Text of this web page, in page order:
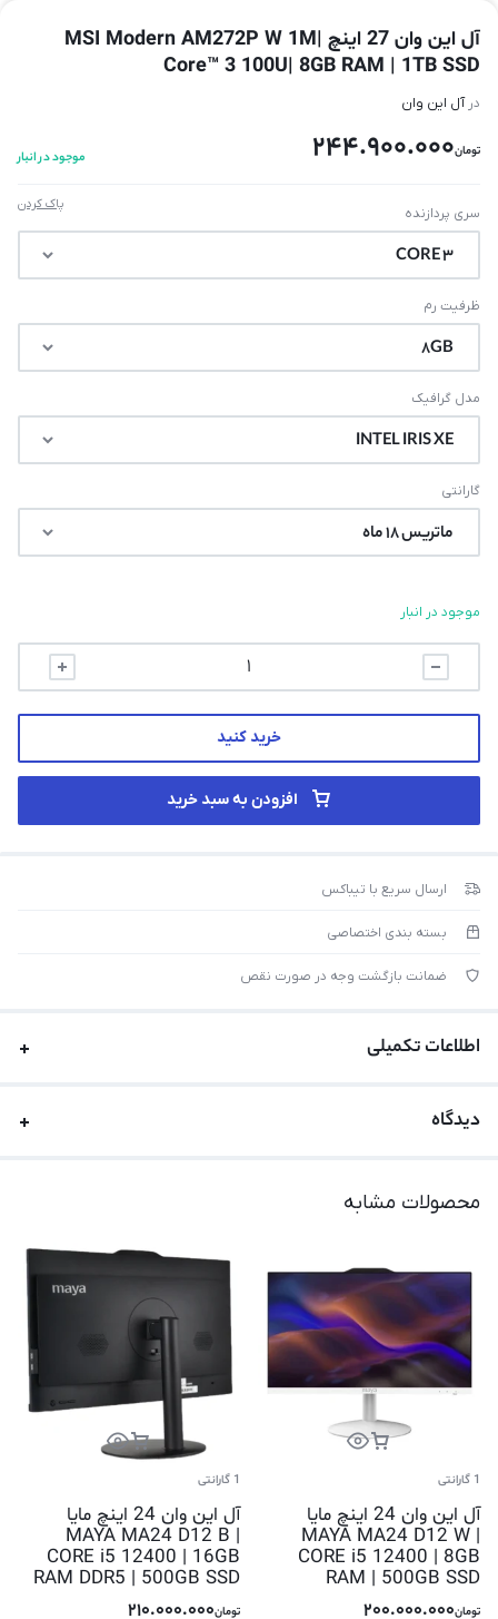
آل این وان 27 اینچ MSI Modern AM272P W 1M|
Core™ 3 100U| 8GB RAM | 1TB SSD
درآل این وان
تومان244.900.000 موجود در انبار
سری پردازنده
ظرفیت رم
مدل گرافیک
گارانتی
پاک کردن
موجود در انبار
افزودن به سبد خرید
خرید کنید
ارسال سریع با تیباکس
بسته بندی اختصاصی
ضمانت بازگشت وجه در صورت نقص
اطلاعات تکمیلی
دیدگاه
محصولات مشابه
1 گارانتی
آل این وان 24 اینچ مایا
MAYA MA24 D12 W |
CORE i5 12400 | 8GB
RAM | 500GB SSD
تومان200.000.000
1 گارانتی
آل این وان 24 اینچ مایا
MAYA MA24 D12 B |
CORE i5 12400 | 16GB
RAM DDR5 | 500GB SSD
تومان210.000.000